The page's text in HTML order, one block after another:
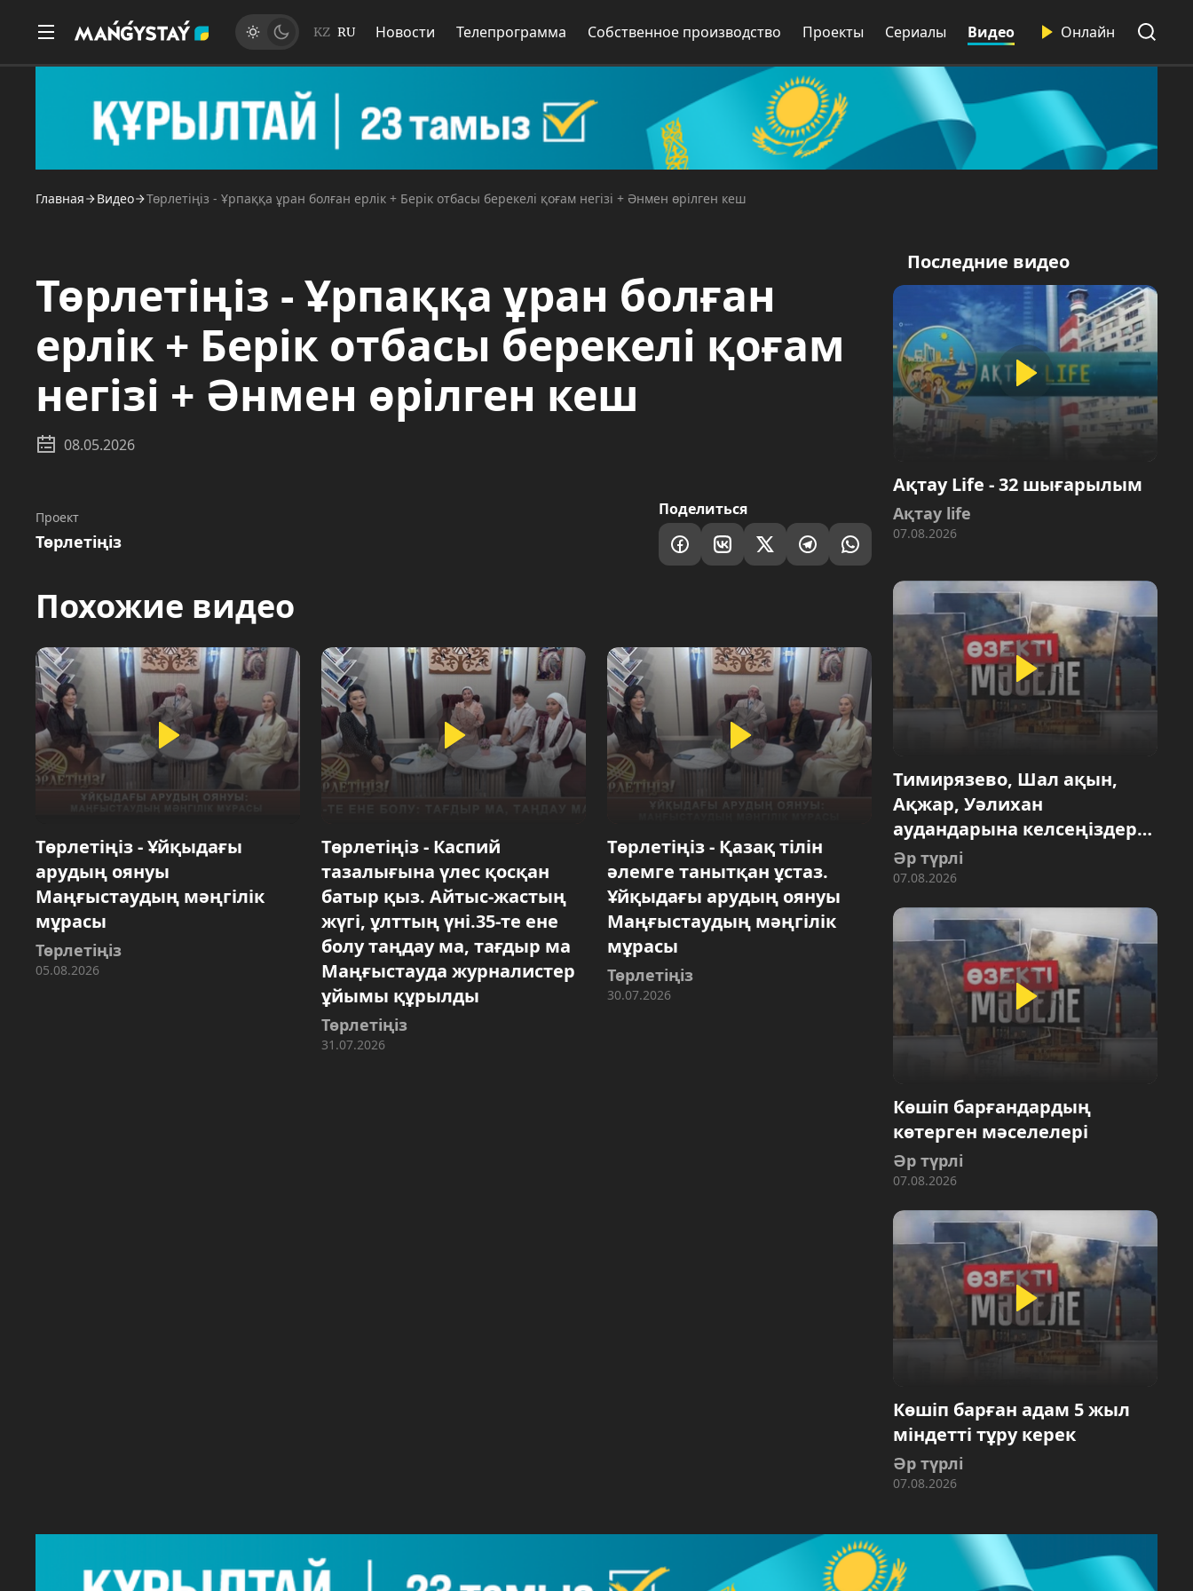
KZ RU Новости Телепрограмма Собственное производство Проекты Сериалы Видео Онлайн
Главная Видео Төрлетіңіз - Ұрпаққа ұран болған ерлік + Берік отбасы берекелі қоғам негізі + Әнмен өрілген кеш
Төрлетіңіз - Ұрпаққа ұран болған
ерлік + Берік отбасы берекелі қоғам
негізі + Әнмен өрілген кеш
08.05.2026
Проект
Төрлетіңіз
Поделиться
Похожие видео
Төрлетіңіз - Ұйқыдағы
арудың оянуы
Маңғыстаудың мәңгілік
мұрасы
Төрлетіңіз
05.08.2026
Төрлетіңіз - Каспий
тазалығына үлес қосқан
батыр қыз. Айтыс-жастың
жүгі, ұлттың үні.35-те ене
болу таңдау ма, тағдыр ма
Маңғыстауда журналистер
ұйымы құрылды
Төрлетіңіз
31.07.2026
Төрлетіңіз - Қазақ тілін
әлемге танытқан ұстаз.
Ұйқыдағы арудың оянуы
Маңғыстаудың мәңгілік
мұрасы
Төрлетіңіз
30.07.2026
Последние видео
Ақтау Life - 32 шығарылым
Ақтау life
07.08.2026
Тимирязево, Шал ақын,
Ақжар, Уәлихан
аудандарына келсеңіздер…
Әр түрлі
07.08.2026
Көшіп барғандардың
көтерген мәселелері
Әр түрлі
07.08.2026
Көшіп барған адам 5 жыл
міндетті тұру керек
Әр түрлі
07.08.2026